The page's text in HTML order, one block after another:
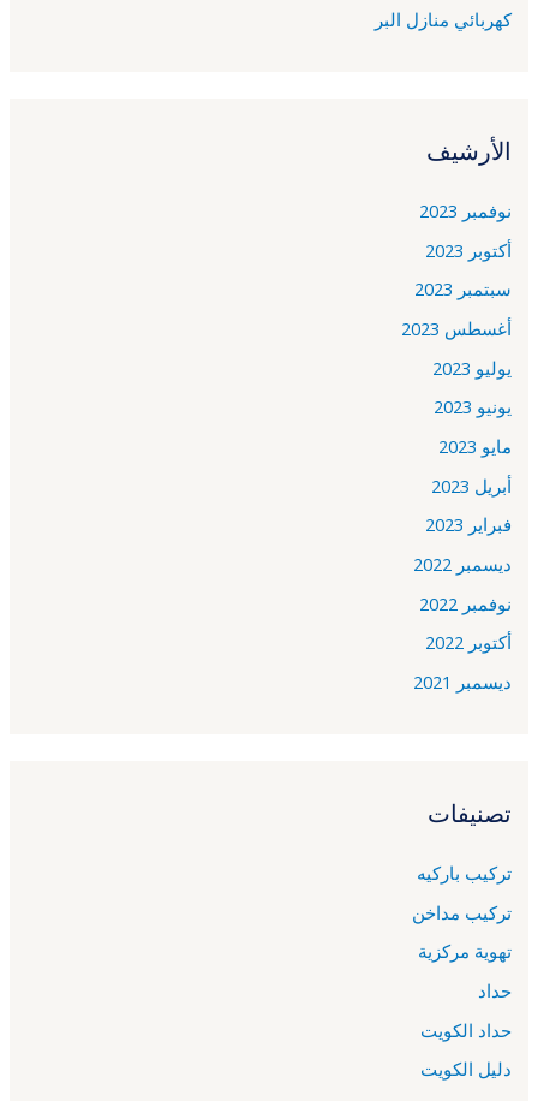
كهربائي منازل البر
الأرشيف
نوفمبر 2023
أكتوبر 2023
سبتمبر 2023
أغسطس 2023
يوليو 2023
يونيو 2023
مايو 2023
أبريل 2023
فبراير 2023
ديسمبر 2022
نوفمبر 2022
أكتوبر 2022
ديسمبر 2021
تصنيفات
تركيب باركيه
تركيب مداخن
تهوية مركزية
حداد
حداد الكويت
دليل الكويت